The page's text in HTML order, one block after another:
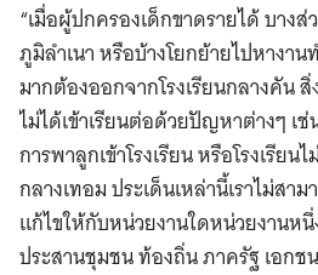
“เมื่อผู้ปกครองเด็กขาดรายได้ บาง
ภูมิลำเนา หรือบ้างโยกย้ายไปหางา
มากต้องออกจากโรงเรียนกลางคัน
ไม่ได้เข้าเรียนต่อด้วยปัญหาต่างๆ เ
การพาลูกเข้าโรงเรียน หรือโรงเรียน
กลางเทอม ประเด็นเหล่านี้เราไม่สา
แก้ไขให้กับหน่วยงานใดหน่วยงานห
ประสานชุมชน ท้องถิ่น ภาครัฐ เอกช